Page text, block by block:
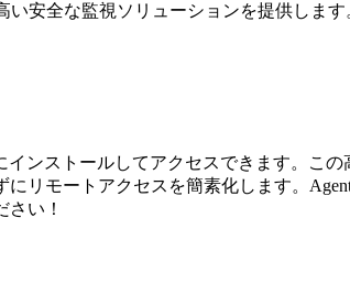
安全な監視ソリューションを提供します
ンストールしてアクセスできます。こ
リモートアクセスを簡素化します。
い！